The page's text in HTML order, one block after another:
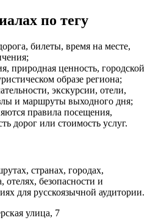
по тегу
билеты, время на месте,
природная ценность, городской
образе региона;
экскурсии, отели,
и маршруты выходного дня;
правила посещения,
дорог или стоимость услуг.
странах, городах,
отелях, безопасности и
для русскоязычной аудитории.
улица, 7